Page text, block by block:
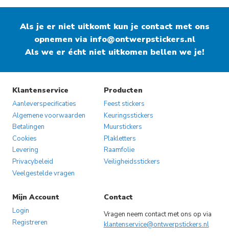
Als je er niet uitkomt kun je contact met ons
opnemen via info@ontwerpstickers.nl
Als we er écht niet uitkomen bellen we je!
Klantenservice
Aanleverspecificaties
Algemene voorwaarden
Betalingen
Cookies
Levering
Privacybeleid
Veelgestelde vragen
Producten
Feest stickers
Keuringsstickers
Muurstickers
Plakletters
Raamfolie
Veiligheidsstickers
Mijn Account
Login
Registreren
Contact
Vragen neem contact met ons op via
klantenservice@ontwerpstickers.nl